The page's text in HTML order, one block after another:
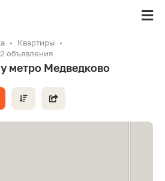
Квартиры
объявления
метро Медведково